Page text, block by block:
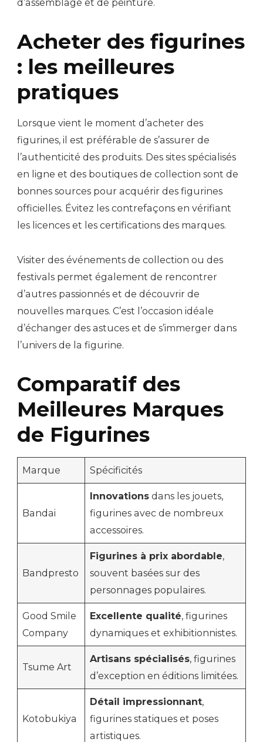
d’assemblage et de peinture.
Acheter des figurines
: les meilleures
pratiques
Lorsque vient le moment d’acheter des
figurines, il est préférable de s’assurer de
l’authenticité des produits. Des sites spécialisés
en ligne et des boutiques de collection sont de
bonnes sources pour acquérir des figurines
officielles. Évitez les contrefaçons en vérifiant
les licences et les certifications des marques.
Visiter des événements de collection ou des
festivals permet également de rencontrer
d’autres passionnés et de découvrir de
nouvelles marques. C’est l’occasion idéale
d’échanger des astuces et de s’immerger dans
l’univers de la figurine.
Comparatif des
Meilleures Marques
de Figurines
Marque Spécificités
Bandai
Innovationsdans les jouets,
figurines avec de nombreux
accessoires.
Bandpresto
Figurines à prix abordable,
souvent basées sur des
personnages populaires.
Good Smile
Company
Excellente qualité, figurines
dynamiques et exhibitionnistes.
Tsume Art
Artisans spécialisés, figurines
d’exception en éditions limitées.
Kotobukiya
Détail impressionnant,
figurines statiques et poses
artistiques.